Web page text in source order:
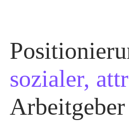
sozialer,
Arbeitgeber